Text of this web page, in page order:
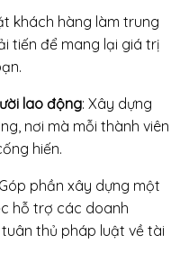
khách hàng làm trung
tiến để mang lại giá trị
lao động: Xây dựng
nơi mà mỗi thành viên
hiến.
phần xây dựng một
hỗ trợ các doanh
thủ pháp luật về tài